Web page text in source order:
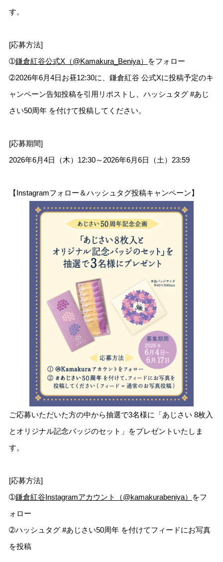
す。
[応募方法]
➀鎌倉紅谷公式X（@Kamakura_Beniya）
をフォロー
➁2026年6月4日お昼12:30に、鎌倉紅谷 公式Xに投稿予定のキ
ャンペーン告知投稿を引用リポストし、ハッシュタグ #あじ
さい50周年 を付けて投稿してください。
[応募期間]
2026年6月4日（木）12:30～2026年6月6日（土）23:59
【Instagramフォロー＆ハッシュタグ投稿キャンペーン】
ご応募いただいた方の中から抽選で3名様に「あじさい 8枚入
とオリジナル記念バッジのセット」をプレゼントいたしま
す。
[応募方法]
➀鎌倉紅谷Instagramアカウント（@kamakurabeniya）
をフ
ォロー
➁ハッシュタグ #あじさい50周年 を付けてフィードにお写真
を投稿